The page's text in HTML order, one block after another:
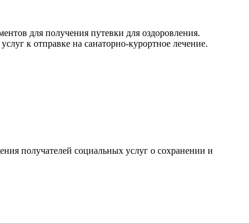
для получения путевки для оздоровления.
к отправке на санаторно-курортное лечение.
получателей социальных услуг о сохранении и